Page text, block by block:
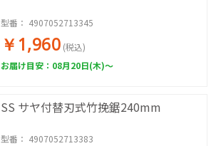
型番： 4907052713345
￥1,960 (税込)
お届け目安：08月20日(木)～
SS サヤ付替刃式竹挽鋸240mm
型番： 4907052713383